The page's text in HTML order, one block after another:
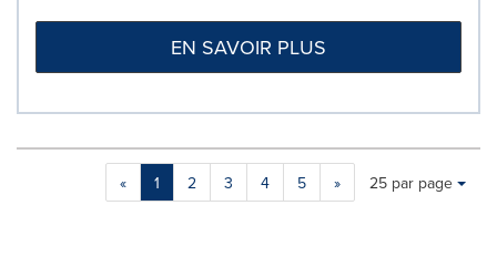
EN SAVOIR PLUS
« 1 2 3 4 5 »
Making
Items per page:
25 par page